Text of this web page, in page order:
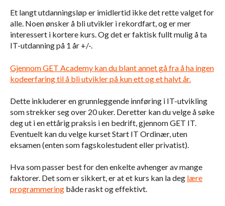
Et langt utdanningsløp er imidlertid ikke det rette valget for
alle. Noen ønsker å bli utvikler i rekordfart, og er mer
interessert i kortere kurs. Og det er faktisk fullt mulig å ta
IT-utdanning på 1 år +/-.
Gjennom GET Academy kan du blant annet gå fra å ha ingen
kodeerfaring til å bli utvikler på kun ett og et halvt år.
Dette inkluderer en grunnleggende innføring i IT-utvikling
som strekker seg over 20 uker. Deretter kan du velge å søke
deg ut i en ettårig praksis i en bedrift, gjennom GET IT.
Eventuelt kan du velge kurset Start IT Ordinær, uten
eksamen (enten som fagskolestudent eller privatist).
Hva som passer best for den enkelte avhenger av mange
faktorer. Det som er sikkert, er at et kurs kan la deg lære
programmering både raskt og effektivt.